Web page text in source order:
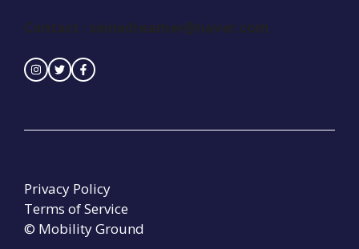
Contact : seinedreamer@naver.com
© Mobility Ground
Privacy Policy
Terms of Service